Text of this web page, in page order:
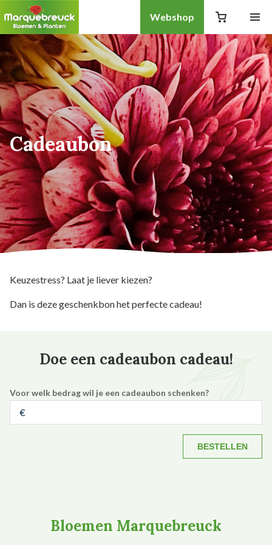
Webshop
Cadeaubon
Keuzestress? Laat je liever kiezen?
Dan is deze geschenkbon het perfecte cadeau!
Doe een cadeaubon cadeau!
Voor welk bedrag wil je een cadeaubon schenken?
BESTELLEN
Bloemen Marquebreuck